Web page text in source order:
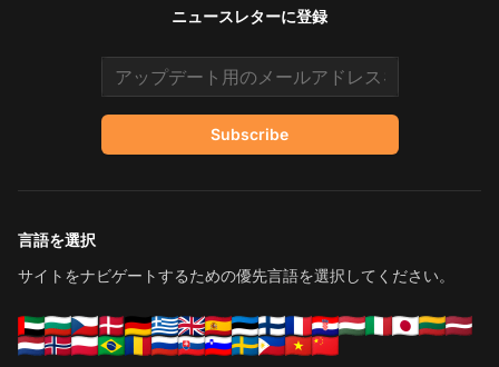
ニュースレターに登録
Email address
Subscribe
言語を選択
サイトをナビゲートするための優先言語を選択してください。